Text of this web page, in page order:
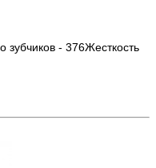
зубчиков - 376Жесткость